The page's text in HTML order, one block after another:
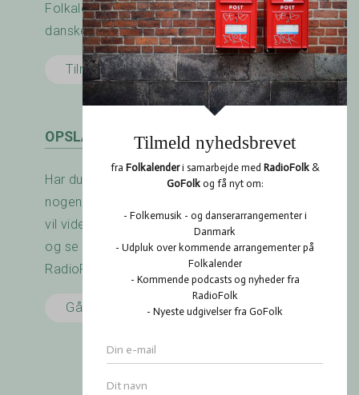
Folkalender.dk og modtag nyheder fra den
danske folkemusik - og dansescene.
Tilmeld her
OPSLAGSTAVLEN
Har du arrangeret en koncert? Savner du
nogen at spille med? Er der noget du gerne
vil vide? Brug RadioFolk.dk's Opslagstavle,
og se også hvad andre har gang i på
RadioFolk.dk's Opslagstavle.
Gå til Opslagstavlen